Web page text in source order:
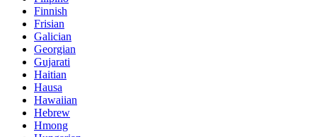
Finnish
Frisian
Galician
Georgian
Gujarati
Haitian
Hausa
Hawaiian
Hebrew
Hmong